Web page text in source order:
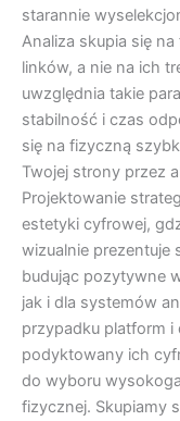
starannie
Analiza skupia się
linków, a nie na ich
uwzględnia takie
stabilność i czas
się na fizyczną
Twojej strony przez
Projektowanie
estetyki cyfrowej,
wizualnie prezentuje
budując pozytywne
jak i dla systemów
przypadku platform
podyktowany ich
do wyboru
fizycznej. Skupiamy